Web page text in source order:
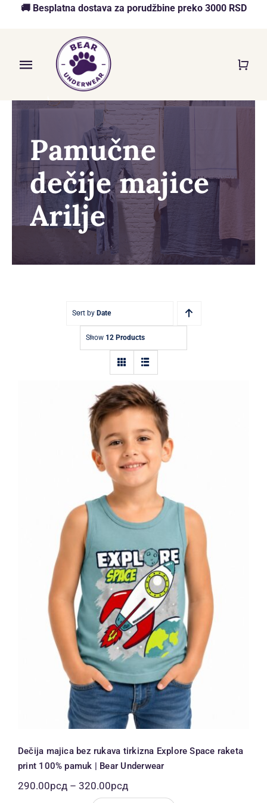
🚚 Besplatna dostava za porudžbine preko 3000 RSD
Toggle
Navigation
Početna
O nama
Online Prodavnica
Kontakt
Pamučne
dečije majice
Arilje
Sort by Date
Show 12 Products
Dečija majica bez rukava tirkizna
Explore Space raketa print 100%
pamuk | Bear Underwear
Dečija majica bez rukava tirkizna Explore Space raketa
print 100% pamuk | Bear Underwear
290.00рсд – 320.00рсдРаспон
цена: